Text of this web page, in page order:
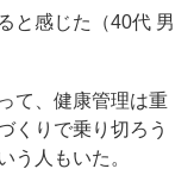
と感じた（40代 男
て、健康管理は重
くりで乗り切ろう
う人もいた。